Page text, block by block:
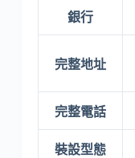
銀行
完整地址
完整電話
裝設型態